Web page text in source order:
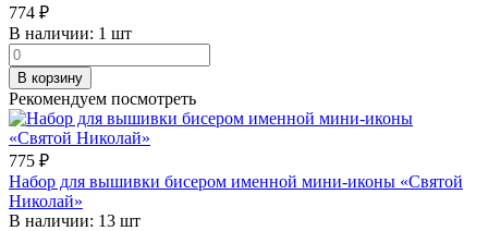
774 ₽
В наличии: 1 шт
В корзину
Рекомендуем посмотреть
775 ₽
Набор для вышивки бисером именной мини-иконы «Святой
Николай»
В наличии: 13 шт